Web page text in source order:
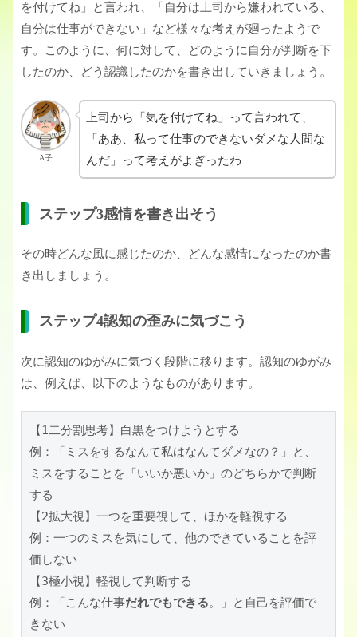
を付けてね」と言われ、「自分は上司から嫌われている、
自分は仕事ができない」など様々な考えが廻ったようで
す。このように、何に対して、どのように自分が判断を下
したのか、どう認識したのかを書き出していきましょう。
A子
上司から「気を付けてね」って言われて、
「ああ、私って仕事のできないダメな人間な
んだ」って考えがよぎったわ
ステップ3感情を書き出そう
その時どんな風に感じたのか、どんな感情になったのか書
き出しましょう。
ステップ4認知の歪みに気づこう
次に認知のゆがみに気づく段階に移ります。認知のゆがみ
は、例えば、以下のようなものがあります。
【1二分割思考】白黒をつけようとする
例：「ミスをするなんて私はなんてダメなの？」と、
ミスをすることを「いいか悪いか」のどちらかで判断
する
【2拡大視】一つを重要視して、ほかを軽視する
例：一つのミスを気にして、他のできていることを評
価しない
【3極小視】軽視して判断する
例：「こんな仕事だれでもできる。」と自己を評価で
きない